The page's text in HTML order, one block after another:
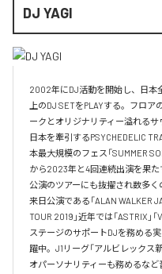
DJ YAGI
2002年にDJ活動を開始し、日本
上のDJ SETをPLAYする。フロ
ークとオリジナリティー溢れるサ
日本を牽引するPSYCHEDELIC
本最大規模のフェス「SUMMER
から2023年と4回連続出演を果た
公演のツアーにも抜擢され数多
来日公演である「ALAN WALKER
TOUR 2019」近年では「ASTRIX」
ステージのサポートDJを務める
躍中。J1リーグ「アルビレックス
オパーソナリティーも務めるな